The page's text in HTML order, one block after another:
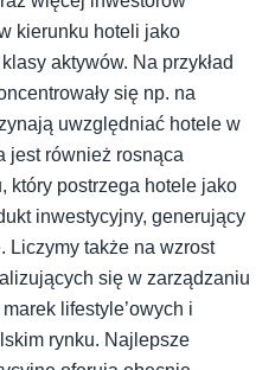
kierunku hoteli jako
aktywów. Na przykład
się np. na
uwzględniać hotele w
jest również rosnąca
który postrzega hotele jako
inwestycyjny, generujący
Liczymy także na wzrost
się w zarządzaniu
lifestyle’owych i
rynku. Najlepsze